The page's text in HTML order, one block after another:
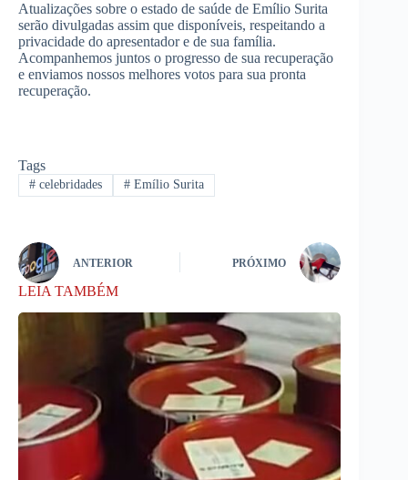
Atualizações sobre o estado de saúde de Emílio Surita
serão divulgadas assim que disponíveis, respeitando a
privacidade do apresentador e de sua família.
Acompanhemos juntos o progresso de sua recuperação
e enviamos nossos melhores votos para sua pronta
recuperação.
Tags
#celebridades #Emílio Surita
ANTERIOR PRÓXIMO
LEIA TAMBÉM